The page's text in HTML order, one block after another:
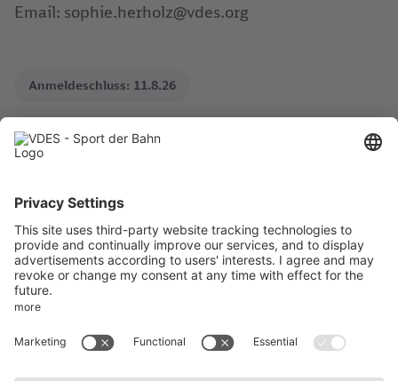
Email: sophie.herholz@vdes.org
Anmeldeschluss: 11.8.26
Anmeldung
Aktuelles
AktivWelt
Impressum